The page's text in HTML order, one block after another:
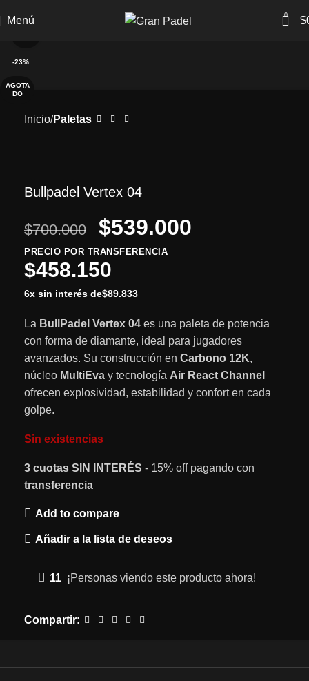
Menú 0 $
-23%
AGOTA
DO
Inicio Paletas
Bullpadel Vertex 04
$700.000 $539.000
PRECIO POR TRANSFERENCIA
$458.150
6x sin interés de$89.833
La BullPadel Vertex 04 es una paleta de potencia
con forma de diamante, ideal para jugadores
avanzados. Su construcción en Carbono 12K,
núcleo MultiEva y tecnología Air React Channel
ofrecen explosividad, estabilidad y confort en cada
golpe.
Sin existencias
3 cuotas SIN INTERÉS - 15% off pagando con
transferencia
Add to compare
Añadir a la lista de deseos
11 ¡Personas viendo este producto ahora!
Compartir:
6 cuotas sin interés15% de descuento con